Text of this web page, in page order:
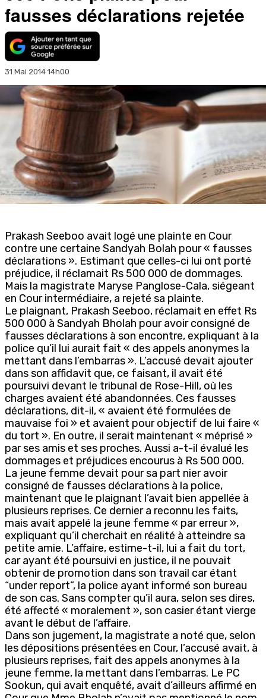
fausses déclarations rejetée
31 Mai 2014 14h00
Prakash Seeboo avait logé une plainte en Cour
contre une certaine Sandyah Bolah pour « fausses
déclarations ». Estimant que celles-ci lui ont porté
préjudice, il réclamait Rs 500 000 de dommages.
Mais la magistrate Maryse Panglose-Cala, siégeant
en Cour intermédiaire, a rejeté sa plainte.
Le plaignant, Prakash Seeboo, réclamait en effet Rs
500 000 à Sandyah Bholah pour avoir consigné de
fausses déclarations à son encontre, expliquant à la
police qu’il lui aurait fait « des appels anonymes la
mettant dans l’embarras ». L’accusé devait ajouter
dans son affidavit que, ce faisant, il avait été
poursuivi devant le tribunal de Rose-Hill, où les
charges avaient été abandonnées. Ces fausses
déclarations, dit-il, « avaient été formulées de
mauvaise foi » et avaient pour objectif de lui faire «
du tort ». En outre, il serait maintenant « méprisé »
par ses amis et ses proches. Aussi a-t-il évalué les
dommages et préjudices encourus à Rs 500 000.
La jeune femme devait pour sa part nier avoir
consigné de fausses déclarations à la police,
maintenant que le plaignant l’avait bien appellée à
plusieurs reprises. Ce dernier a reconnu les faits,
mais avait appelé la jeune femme « par erreur »,
expliquant qu’il cherchait en réalité à atteindre sa
petite amie. L’affaire, estime-t-il, lui a fait du tort,
car ayant été poursuivi en justice, il ne pouvait
obtenir de promotion dans son travail car étant
“under report”, la police ayant informé son bureau
de son cas. Sans compter qu’il aura, selon ses dires,
été affecté « moralement », son casier étant vierge
avant le début de l’affaire.
Dans son jugement, la magistrate a noté que, selon
les dépositions présentées en Cour, l’accusé avait, à
plusieurs reprises, fait des appels anonymes à la
jeune femme, la mettant dans l’embarras. Le PC
Sookun, qui avait enquêté, avait d’ailleurs affirmé en